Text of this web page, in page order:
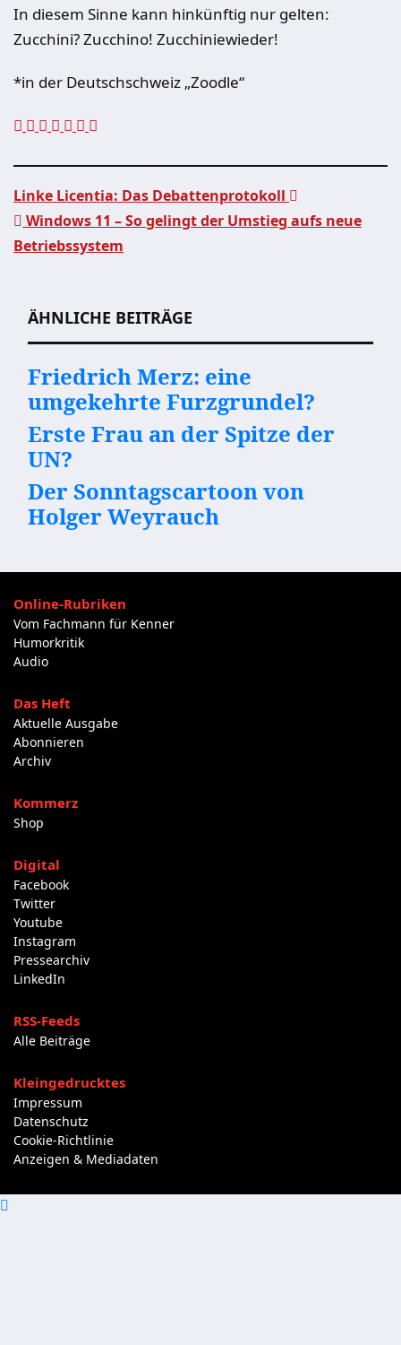
In diesem Sinne kann hinkünftig nur gelten:
Zucchini? Zucchino! Zucchiniewieder!
*in der Deutschschweiz „Zoodle“
Beitragsnavigation
Linke Licentia: Das Debattenprotokoll
Windows 11 – So gelingt der Umstieg aufs neue
Betriebssystem
ÄHNLICHE BEITRÄGE
Friedrich Merz: eine
umgekehrte Furzgrundel?
Erste Frau an der Spitze der
UN?
Der Sonntagscartoon von
Holger Weyrauch
Online-Rubriken
Vom Fachmann für Kenner
Humorkritik
Audio
Das Heft
Aktuelle Ausgabe
Abonnieren
Archiv
Kommerz
Shop
Digital
Facebook
Twitter
Youtube
Instagram
Pressearchiv
LinkedIn
RSS-Feeds
Alle Beiträge
Kleingedrucktes
Impressum
Datenschutz
Cookie-Richtlinie
Anzeigen & Mediadaten